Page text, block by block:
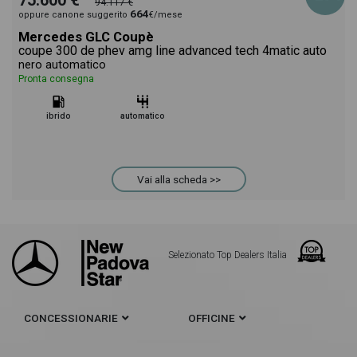
94.117 €
oppure canone suggerito 664€/mese
Mercedes GLC Coupè
coupe 300 de phev amg line advanced tech 4matic auto
nero automatico
Pronta consegna
ibrido automatico
Vai alla scheda >>
Selezionato Top Dealers Italia
CONCESSIONARIE OFFICINE